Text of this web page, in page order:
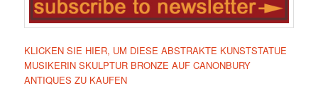
KLICKEN SIE HIER, UM DIESE ABSTRAKTE KUNSTSTATUE
MUSIKERIN SKULPTUR BRONZE AUF CANONBURY
ANTIQUES ZU KAUFEN